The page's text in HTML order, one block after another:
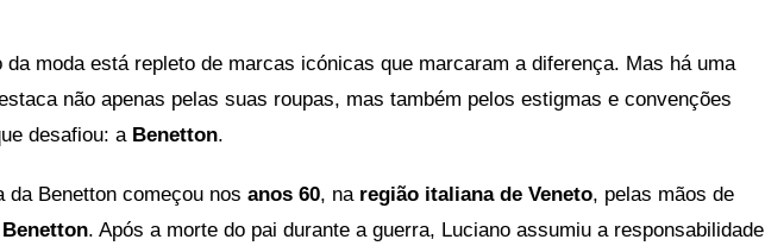
da moda está repleto de marcas icónicas que marcaram a diferença. Mas há uma
não apenas pelas suas roupas, mas também pelos estigmas e convenções
desafiou: a Benetton.
da Benetton começou nos anos 60, na região italiana de Veneto, pelas mãos de
. Após a morte do pai durante a guerra, Luciano assumiu a responsabilidade